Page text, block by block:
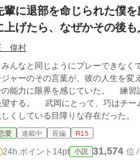
輩に退部を命じられた僕
上げたら、なぜかその後
偉村
んなと同じようにプレーできなく
ーのその言葉が、彼の人生を変えた。 全国常連の高校サッカー部の三軍に所属していた如月 巧（きさらぎ
の能力に限界を感じていた。 練習
はチームのお荷物であると同時に、アイドル級美少女マネージャーの白雪 香奈（しらゆき かな）と
しくしている目障りな存在だった
そうすれば、香奈は自分のモノになると錯覚していたから。 武岡の
れたのが、香奈だった。 香奈に
開花させていく。 一方、巧が成り行きで香奈を家に招いたのをきっかけに、二人の距離も縮み始める。 しかし、退部
愛 連載中 長編 R15
24h.ポイント 14pt 小説 31,574 位